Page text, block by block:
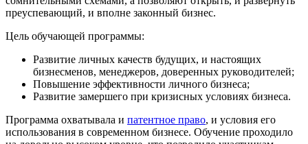
преуспевающий, и вполне законный бизнес.
Цель обучающей программы:
Развитие личных качеств будущих, и настоящих
бизнесменов, менеджеров, доверенных руководителей;
Повышение эффективности личного бизнеса;
Развитие замершего при кризисных условиях бизнеса.
Программа охватывала и патентное право, и условия его
использования в современном бизнесе. Обучение проходило